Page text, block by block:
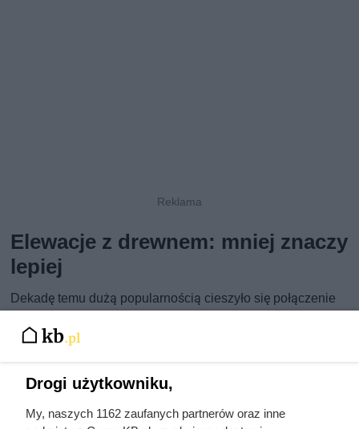
Elewacje z drewnem: mniej znaczy
lepiej
Dekadę temu dużą popularnością cieszyło się połączenie
dekorów drewnopodobnych. Samo miksowanie materiałów
stosuje – jednak kłopotem okazały się proporcje i
poziom wykonania
. W wielu domach „drewno” miało zbyt
Drogi użytkowniku,
My, naszych 1162 zaufanych partnerów oraz inne